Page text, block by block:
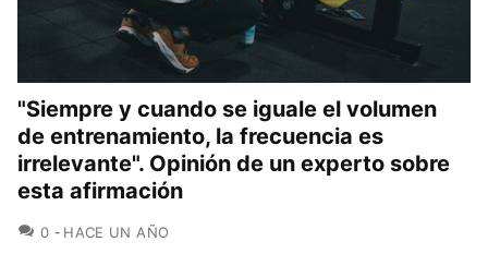
"Siempre y cuando se iguale el volumen
de entrenamiento, la frecuencia es
irrelevante". Opinión de un experto sobre
esta afirmación
0 COMENTARIOS
HACE UN AÑO